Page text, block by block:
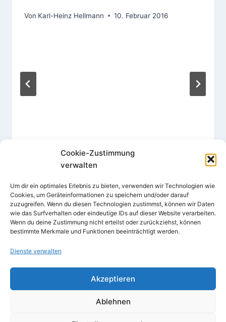
Cookie-Zustimmung
verwalten
Um dir ein optimales Erlebnis zu bieten, verwenden wir Technologien wie
Cookies, um Geräteinformationen zu speichern und/oder darauf
zuzugreifen. Wenn du diesen Technologien zustimmst, können wir Daten
wie das Surfverhalten oder eindeutige IDs auf dieser Website verarbeiten.
Wenn du deine Zustimmung nicht erteilst oder zurückziehst, können
bestimmte Merkmale und Funktionen beeinträchtigt werden.
Dienste verwalten
Akzeptieren
Ablehnen
Von Karl-Heinz Hellmann 10. Februar 2016